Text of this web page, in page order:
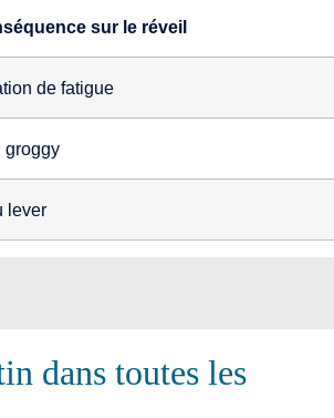
sur le réveil
de fatigue
groggy
lever
dans toutes les